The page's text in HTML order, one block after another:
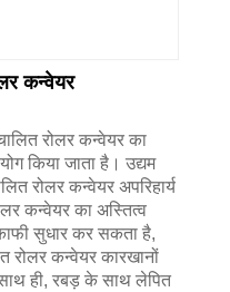
कन्वेयर
रोलर कन्वेयर का
किया जाता है। उद्यम
रोलर कन्वेयर अपरिहार्य
कन्वेयर का अस्तित्व
सुधार कर सकता है,
रोलर कन्वेयर कारखानों
ही, रबड़ के साथ लेपित